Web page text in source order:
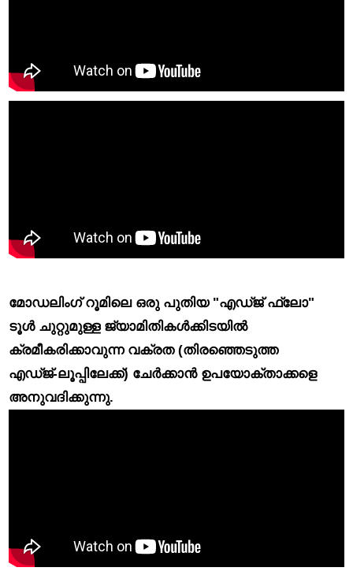
മോഡലിംഗ് റൂമിലെ ഒരു പുതിയ "എഡ്ജ് ഫ്ലോ"
ടൂൾചുറ്റുമുള്ള ജ്യാമിതികൾക്കിടയിൽ
ക്രമീകരിക്കാവുന്ന വക്രത (തിരഞ്ഞെടുത്ത
എഡ്ജ്-ലൂപ്പിലേക്ക്) ചേർക്കാൻ ഉപയോക്താക്കളെ
അനുവദിക്കുന്നു.